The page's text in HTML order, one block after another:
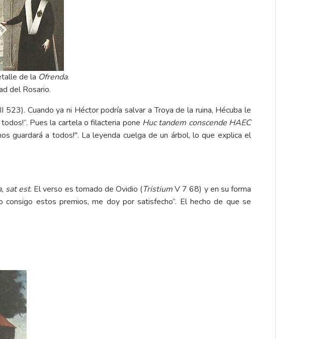
de la Ofrenda.
del Rosario.
523). Cuando ya ni Héctor podría salvar a Troya de la ruina, Hécuba le
Pues la cartela o filacteria pone Huc tandem conscende HAEC
guardará a todos!". La leyenda cuelga de un árbol, lo que explica el
sat est. El verso es tomado de Ovidio (TristiumV 7 68) y en su forma
consigo estos premios, me doy por satisfecho”. El hecho de que se